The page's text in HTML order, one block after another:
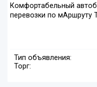
Комфортабельный
перевозки по мАршруту
Тип объявления:
Торг: